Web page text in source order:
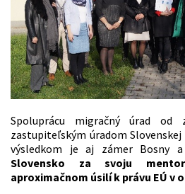
Spoluprácu migračný úrad od
zastupiteľským úradom
výsledkom je aj zámer Bosny a
Slovensko za svoju
aproximačnom úsilí k právu EÚ v